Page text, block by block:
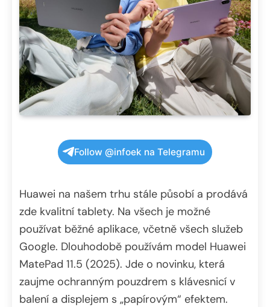
Follow @infoek na Telegramu
Huawei na našem trhu stále působí a prodává
zde kvalitní tablety. Na všech je možné
používat běžné aplikace, včetně všech služeb
Google. Dlouhodobě používám model Huawei
MatePad 11.5 (2025). Jde o novinku, která
zaujme ochranným pouzdrem s klávesnicí v
balení a displejem s „papírovým“ efektem.